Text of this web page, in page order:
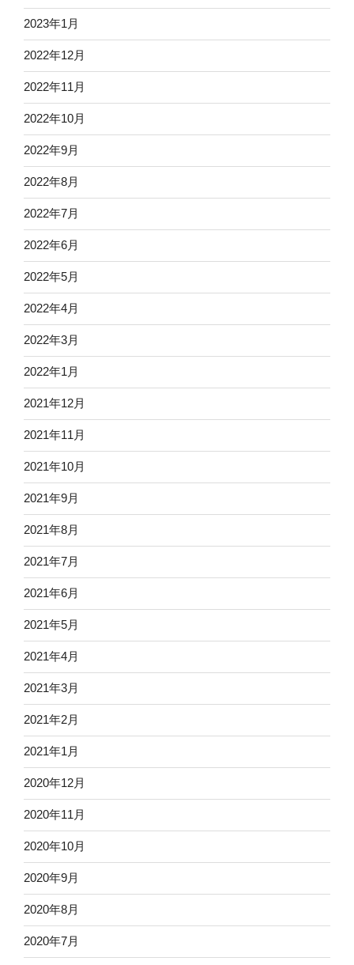
2023年1月
2022年12月
2022年11月
2022年10月
2022年9月
2022年8月
2022年7月
2022年6月
2022年5月
2022年4月
2022年3月
2022年1月
2021年12月
2021年11月
2021年10月
2021年9月
2021年8月
2021年7月
2021年6月
2021年5月
2021年4月
2021年3月
2021年2月
2021年1月
2020年12月
2020年11月
2020年10月
2020年9月
2020年8月
2020年7月